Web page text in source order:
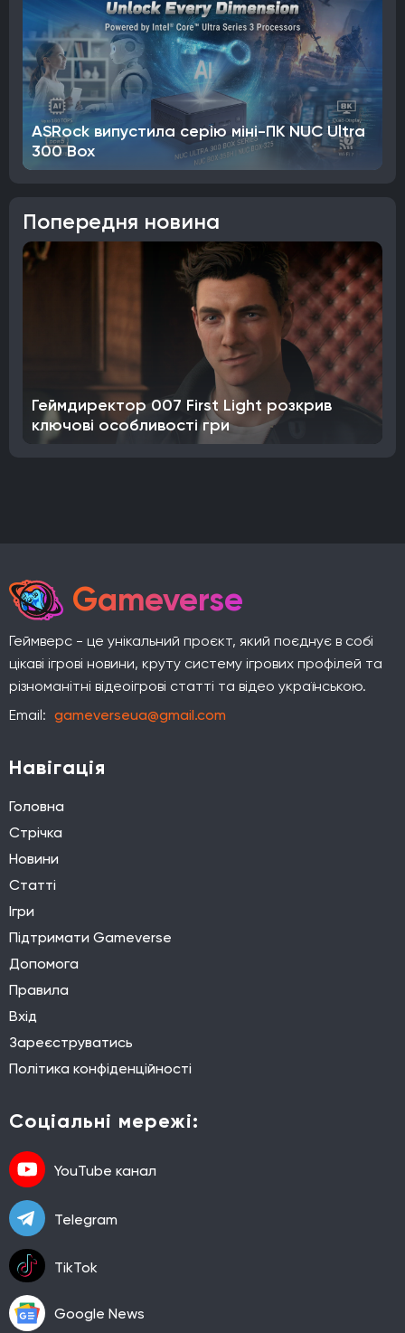
ASRock випустила серію міні-ПК NUC Ultra
300 Box
Попередня новина
Геймдиректор 007 First Light розкрив
ключові особливості гри
Gameverse
Геймверс - це унікальний проєкт, який поєднує в собі
цікаві ігрові новини, круту систему ігрових профілей та
різноманітні відеоігрові статті та відео українською.
Email: gameverseua@gmail.com
Навігація
Головна
Стрічка
Новини
Статті
Ігри
Підтримати Gameverse
Допомога
Правила
Вхід
Зареєструватись
Політика конфіденційності
Соціальні мережі:
YouTube канал
Telegram
TikTok
Google News